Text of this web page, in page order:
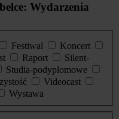
Wydarzenia
Festiwal
Koncert
Raport
Silent-
Studia-podyplomowe
Videocast
Wystawa